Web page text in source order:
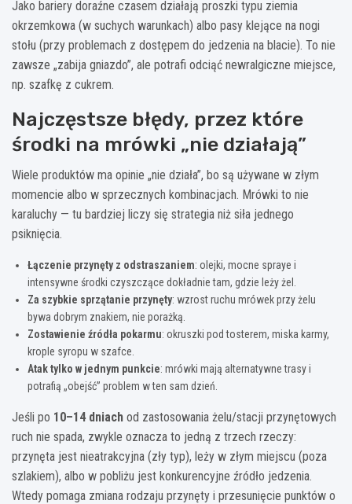
Jako bariery doraźne czasem działają proszki typu ziemia
okrzemkowa (w suchych warunkach) albo pasy klejące na nogi
stołu (przy problemach z dostępem do jedzenia na blacie). To nie
zawsze „zabija gniazdo”, ale potrafi odciąć newralgiczne miejsce,
np. szafkę z cukrem.
Najczęstsze błędy, przez które
środki na mrówki „nie działają”
Wiele produktów ma opinie „nie działa”, bo są używane w złym
momencie albo w sprzecznych kombinacjach. Mrówki to nie
karaluchy — tu bardziej liczy się strategia niż siła jednego
psiknięcia.
Łączenie przynęty z odstraszaniem: olejki, mocne spraye i
intensywne środki czyszczące dokładnie tam, gdzie leży żel.
Za szybkie sprzątanie przynęty: wzrost ruchu mrówek przy żelu
bywa dobrym znakiem, nie porażką.
Zostawienie źródła pokarmu: okruszki pod tosterem, miska karmy,
krople syropu w szafce.
Atak tylko w jednym punkcie: mrówki mają alternatywne trasy i
potrafią „obejść” problem w ten sam dzień.
Jeśli po 10–14 dniach od zastosowania żelu/stacji przynętowych
ruch nie spada, zwykle oznacza to jedną z trzech rzeczy:
przynęta jest nieatrakcyjna (zły typ), leży w złym miejscu (poza
szlakiem), albo w pobliżu jest konkurencyjne źródło jedzenia.
Wtedy pomaga zmiana rodzaju przynęty i przesunięcie punktów o